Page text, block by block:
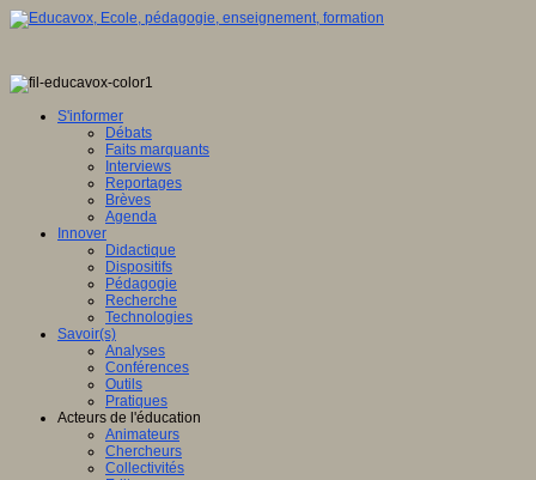
S'informer
Débats
Faits marquants
Interviews
Reportages
Brèves
Agenda
Innover
Didactique
Dispositifs
Pédagogie
Recherche
Technologies
Savoir(s)
Analyses
Conférences
Outils
Pratiques
Acteurs de l'éducation
Animateurs
Chercheurs
Collectivités